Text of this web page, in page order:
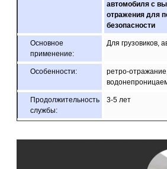
автомобиля с
отражения для
безопасности
Основное
применение:
Для грузовиков,
Особенности:
ретро-
Продолжительность
службы:
3-5 лет
1 рулон